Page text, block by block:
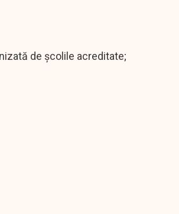
de școlile acreditate;